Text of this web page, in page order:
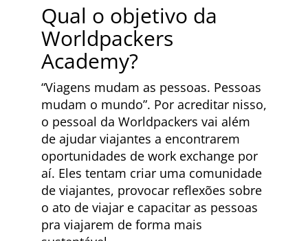
Qual o objetivo da
Worldpackers
Academy?
“Viagens mudam as pessoas. Pessoas
mudam o mundo”. Por acreditar nisso,
o pessoal da Worldpackers vai além
de ajudar viajantes a encontrarem
oportunidades de work exchange por
aí. Eles tentam criar uma comunidade
de viajantes, provocar reflexões sobre
o ato de viajar e capacitar as pessoas
pra viajarem de forma mais